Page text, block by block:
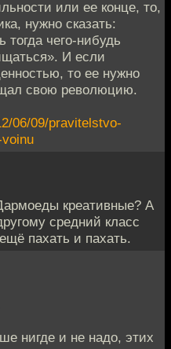
или ее конце, то,
нужно сказать:
чего-нибудь
И если
то ее нужно
свою революцию.
06/09/pravitelstvo-
креативные? А
средний класс
пахать и пахать.
нигде и не надо, этих